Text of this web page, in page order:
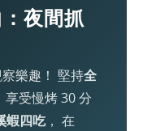
夜間抓
樂趣！ 堅持全
享受慢烤 30 分
蝦四吃， 在